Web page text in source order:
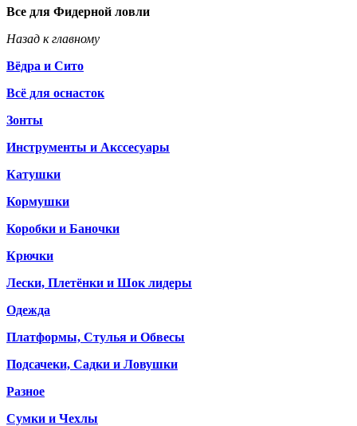
Все для Фидерной ловли
Назад к главному
Вёдра и Сито
Всё для оснасток
Зонты
Инструменты и Акссесуары
Катушки
Кормушки
Коробки и Баночки
Крючки
Лески, Плетёнки и Шок лидеры
Одежда
Платформы, Стулья и Обвесы
Подсачеки, Садки и Ловушки
Разное
Сумки и Чехлы